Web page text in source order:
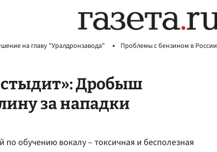
на главу "Уралдронзавода" Проблемы с бензином в России
стыдит»: Дробыш
за нападки
обучению вокалу – токсичная и бесполезная